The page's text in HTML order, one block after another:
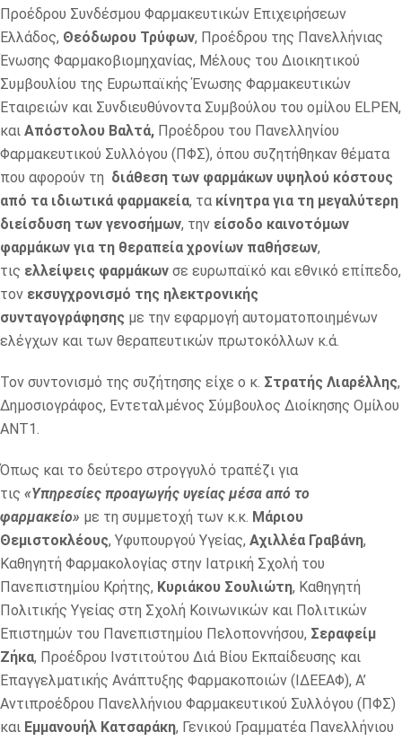
Προέδρου Συνδέσμου Φαρμακευτικών Επιχειρήσεων
Ελλάδος, Θεόδωρου Τρύφων, Προέδρου της Πανελλήνιας
Ένωσης Φαρμακοβιομηχανίας, Μέλους του Διοικητικού
Συμβουλίου της Ευρωπαϊκής Ένωσης Φαρμακευτικών
Εταιρειών και Συνδιευθύνοντα Συμβούλου του ομίλου ELPEN,
και Απόστολου Βαλτά, Προέδρου του Πανελληνίου
Φαρμακευτικού Συλλόγου (ΠΦΣ), όπου συζητήθηκαν θέματα
που αφορούν τη διάθεση των φαρμάκων υψηλού κόστους
από τα ιδιωτικά φαρμακεία, τα κίνητρα για τη μεγαλύτερη
διείσδυση των γενοσήμων, την είσοδο καινοτόμων
φαρμάκων για τη θεραπεία χρονίων παθήσεων,
τις ελλείψεις φαρμάκων σε ευρωπαϊκό και εθνικό επίπεδο,
τον εκσυγχρονισμό της ηλεκτρονικής
συνταγογράφησης με την εφαρμογή αυτοματοποιημένων
ελέγχων και των θεραπευτικών πρωτοκόλλων κ.ά.
Τον συντονισμό της συζήτησης είχε ο κ. Στρατής Λιαρέλλης,
Δημοσιογράφος, Εντεταλμένος Σύμβουλος Διοίκησης Ομίλου
ΑΝΤ1.
Όπως και το δεύτερο στρογγυλό τραπέζι για
τις «Υπηρεσίες προαγωγής υγείας μέσα από το
φαρμακείο» με τη συμμετοχή των κ.κ. Μάριου
Θεμιστοκλέους, Υφυπουργού Υγείας, Αχιλλέα Γραβάνη,
Καθηγητή Φαρμακολογίας στην Ιατρική Σχολή του
Πανεπιστημίου Κρήτης, Κυριάκου Σουλιώτη, Καθηγητή
Πολιτικής Υγείας στη Σχολή Κοινωνικών και Πολιτικών
Επιστημών του Πανεπιστημίου Πελοποννήσου, Σεραφείμ
Ζήκα, Προέδρου Ινστιτούτου Διά Βίου Εκπαίδευσης και
Επαγγελματικής Ανάπτυξης Φαρμακοποιών (ΙΔΕΕΑΦ), Α’
Αντιπροέδρου Πανελλήνιου Φαρμακευτικού Συλλόγου (ΠΦΣ)
και Εμμανουήλ Κατσαράκη, Γενικού Γραμματέα Πανελλήνιου